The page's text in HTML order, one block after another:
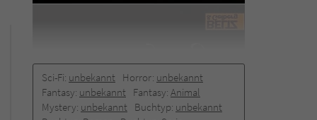
Sci-Fi: unbekannt Horror: unbekannt
Fantasy: unbekannt Fantasy: Animal
Mystery: unbekannt Buchtyp: unbekannt